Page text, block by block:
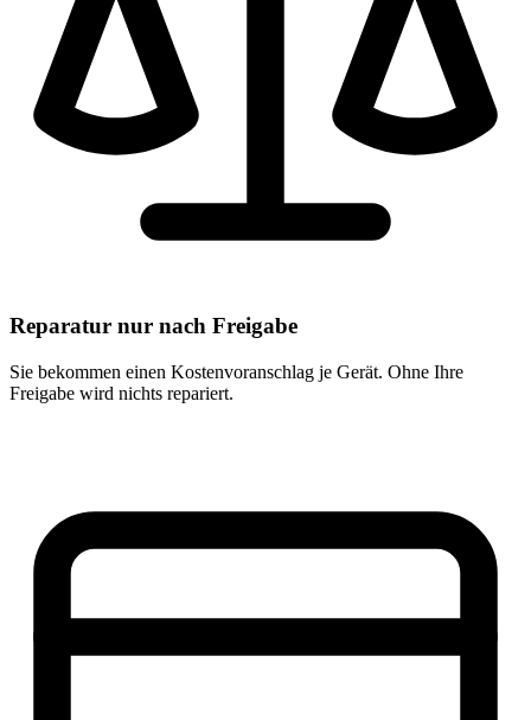
Reparatur nur nach Freigabe
Sie bekommen einen Kostenvoranschlag je Gerät. Ohne Ihre
Freigabe wird nichts repariert.